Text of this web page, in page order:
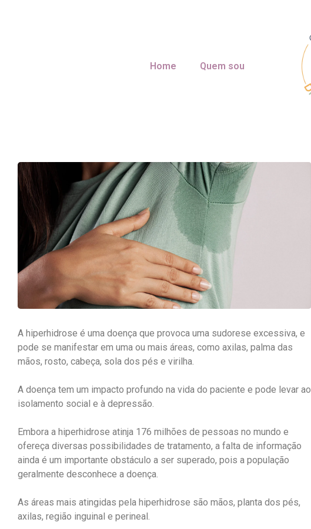
Home Quem sou
A hiperhidrose é uma doença que provoca uma sudorese excessiva, e
pode se manifestar em uma ou mais áreas, como axilas, palma das
mãos, rosto, cabeça, sola dos pés e virilha.
A doença tem um impacto profundo na vida do paciente e pode levar ao
isolamento social e à depressão.
Embora a hiperhidrose atinja 176 milhões de pessoas no mundo e
ofereça diversas possibilidades de tratamento, a falta de informação
ainda é um importante obstáculo a ser superado, pois a população
geralmente desconhece a doença.
As áreas mais atingidas pela hiperhidrose são mãos, planta dos pés,
axilas, região inguinal e perineal.